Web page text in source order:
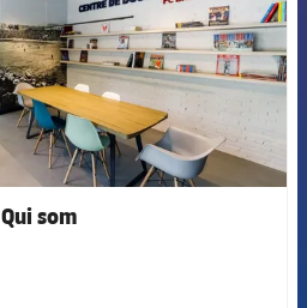
Qui som